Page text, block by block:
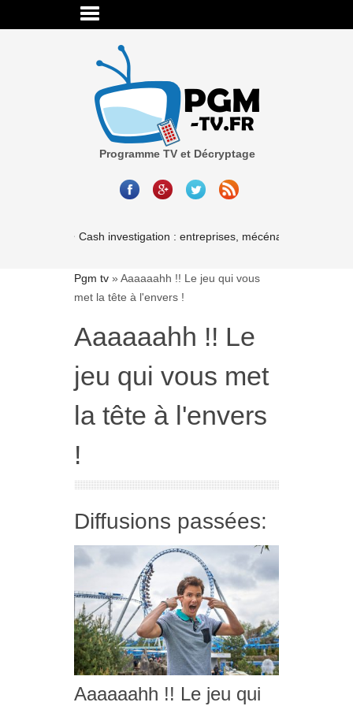
Programme TV et Décryptage
Cash investigation : entreprises, mécénat, associations-
Pgm tv » Aaaaaahh !! Le jeu qui vous
met la tête à l'envers !
Aaaaaahh !! Le
jeu qui vous met
la tête à l'envers
!
Diffusions passées:
Aaaaaahh !! Le jeu qui